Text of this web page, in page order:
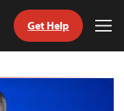
Get Help